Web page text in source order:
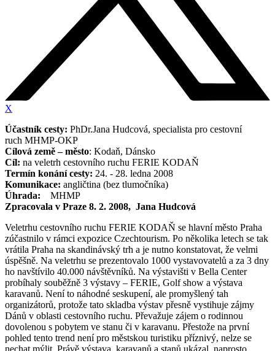
X
Účastník cesty: PhDr.Jana Hudcová, specialista pro cestovní
ruch MHMP-OKP
Cílová země – město: Kodaň, Dánsko
Cíl: na veletrh cestovního ruchu FERIE KODAŇ
Termín konání cesty: 24. - 28. ledna 2008
Komunikace: angličtina (bez tlumočníka)
Úhrada:
MHMP
Zpracovala v Praze 8. 2. 2008, Jana Hudcová
Veletrhu cestovního ruchu FERIE KODAŇ se hlavní město Praha
zúčastnilo v rámci expozice Czechtourism. Po několika letech se tak
vrátila Praha na skandinávský trh a je nutno konstatovat, že velmi
úspěšně. Na veletrhu se prezentovalo 1000 vystavovatelů a za 3 dny
ho navštívilo 40.000 návštěvníků. Na výstavišti v Bella Center
probíhaly souběžně 3 výstavy – FERIE, Golf show a výstava
karavanů. Není to náhodné seskupení, ale promyšlený tah
organizátorů, protože tato skladba výstav přesně vystihuje zájmy
Dánů v oblasti cestovního ruchu. Převažuje zájem o rodinnou
dovolenou s pobytem ve stanu či v karavanu. Přestože na první
pohled tento trend není pro městskou turistiku příznivý, nelze se